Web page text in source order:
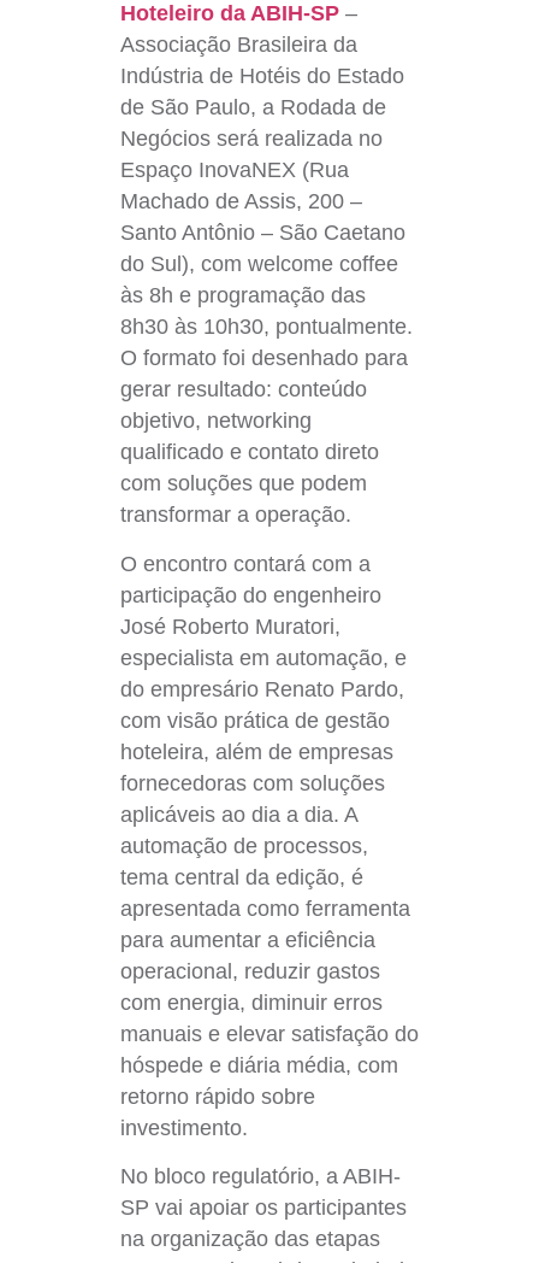
Hoteleiro da ABIH-SP –
Associação Brasileira da
Indústria de Hotéis do Estado
de São Paulo, a Rodada de
Negócios será realizada no
Espaço InovaNEX (Rua
Machado de Assis, 200 –
Santo Antônio – São Caetano
do Sul), com welcome coffee
às 8h e programação das
8h30 às 10h30, pontualmente.
O formato foi desenhado para
gerar resultado: conteúdo
objetivo, networking
qualificado e contato direto
com soluções que podem
transformar a operação.
O encontro contará com a
participação do engenheiro
José Roberto Muratori,
especialista em automação, e
do empresário Renato Pardo,
com visão prática de gestão
hoteleira, além de empresas
fornecedoras com soluções
aplicáveis ao dia a dia. A
automação de processos,
tema central da edição, é
apresentada como ferramenta
para aumentar a eficiência
operacional, reduzir gastos
com energia, diminuir erros
manuais e elevar satisfação do
hóspede e diária média, com
retorno rápido sobre
investimento.
No bloco regulatório, a ABIH-
SP vai apoiar os participantes
na organização das etapas